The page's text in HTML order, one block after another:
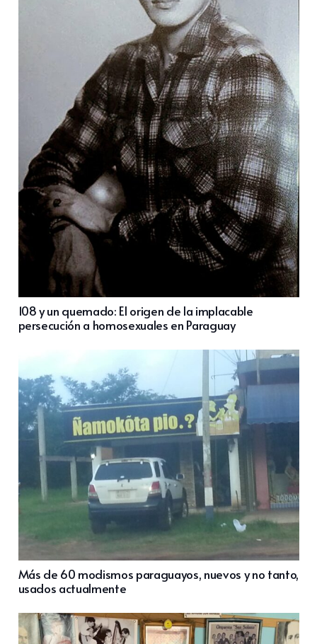
108 y un quemado: El origen de la implacable
persecución a homosexuales en Paraguay
Más de 60 modismos paraguayos, nuevos y no tanto,
usados actualmente